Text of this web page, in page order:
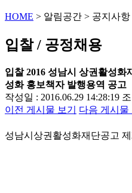
HOME > 알림공간 > 공지사항
입찰 / 공정채용
입찰2016 성남시 상권활성화
성화 홍보책자 발행용역 공고
작성일 : 2016.06.29 14:28:19
이전 게시물 보기
다음 게시물
성남시상권활성화재단공고 제